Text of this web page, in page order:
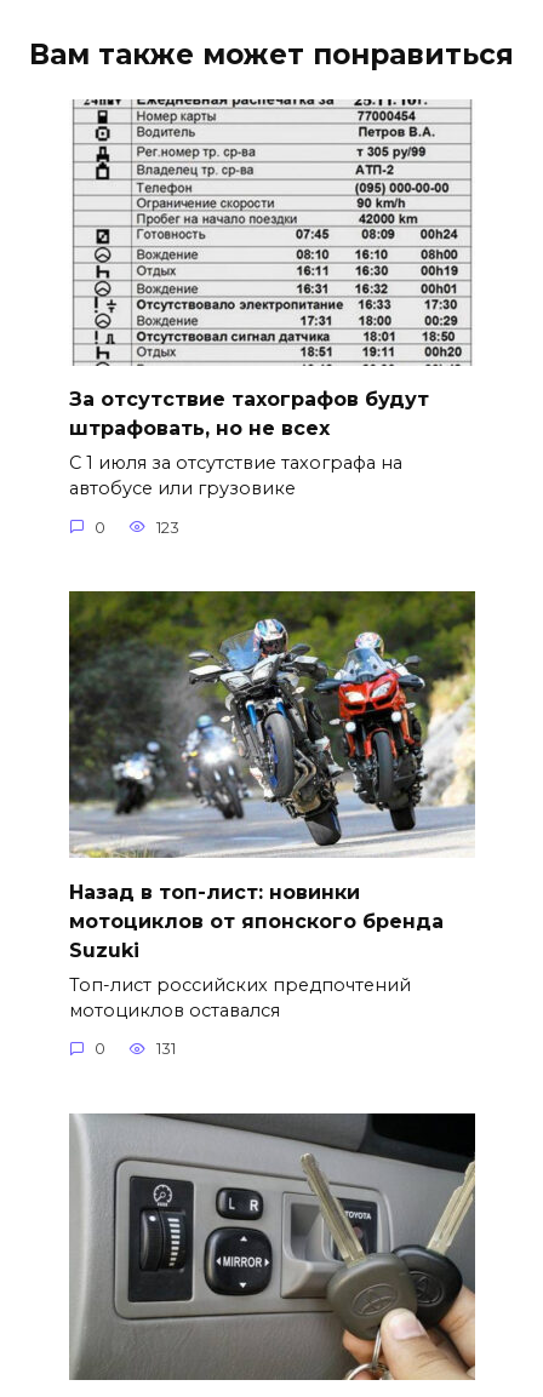
Вам также может понравиться
За отсутствие тахографов будут
штрафовать, но не всех
С 1 июля за отсутствие тахографа на
автобусе или грузовике
0 123
Назад в топ-лист: новинки
мотоциклов от японского бренда
Suzuki
Топ-лист российских предпочтений
мотоциклов оставался
0 131